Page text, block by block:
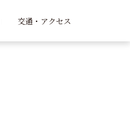
交通・アクセス